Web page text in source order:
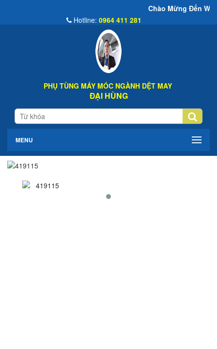
Chào Mừng Đến Website Đại Hùng
Hotline: 0964 411 281
PHỤ TÙNG MÁY MÓC NGÀNH DỆT MAY
ĐẠI HÙNG
MENU